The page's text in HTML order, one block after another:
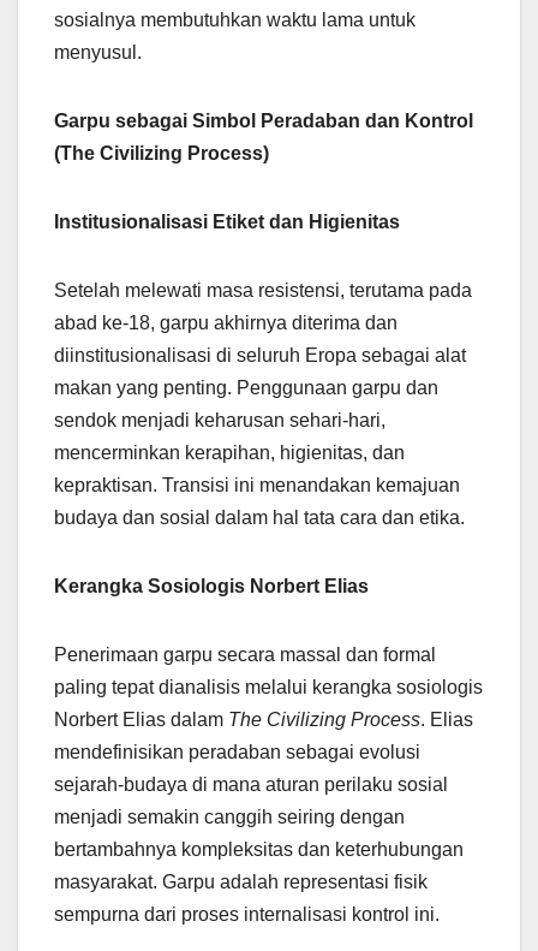
sosialnya membutuhkan waktu lama untuk
menyusul.
Garpu sebagai Simbol Peradaban dan Kontrol
(The Civilizing Process)
Institusionalisasi Etiket dan Higienitas
Setelah melewati masa resistensi, terutama pada
abad ke-18, garpu akhirnya diterima dan
diinstitusionalisasi di seluruh Eropa sebagai alat
makan yang penting. Penggunaan garpu dan
sendok menjadi keharusan sehari-hari,
mencerminkan kerapihan, higienitas, dan
kepraktisan. Transisi ini menandakan kemajuan
budaya dan sosial dalam hal tata cara dan etika.
Kerangka Sosiologis Norbert Elias
Penerimaan garpu secara massal dan formal
paling tepat dianalisis melalui kerangka sosiologis
Norbert Elias dalam The Civilizing Process. Elias
mendefinisikan peradaban sebagai evolusi
sejarah-budaya di mana aturan perilaku sosial
menjadi semakin canggih seiring dengan
bertambahnya kompleksitas dan keterhubungan
masyarakat. Garpu adalah representasi fisik
sempurna dari proses internalisasi kontrol ini.